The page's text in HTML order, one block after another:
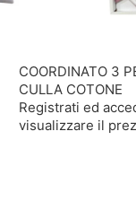
COORDINATO 3
CULLA COTONE
Registrati ed
visualizzare il